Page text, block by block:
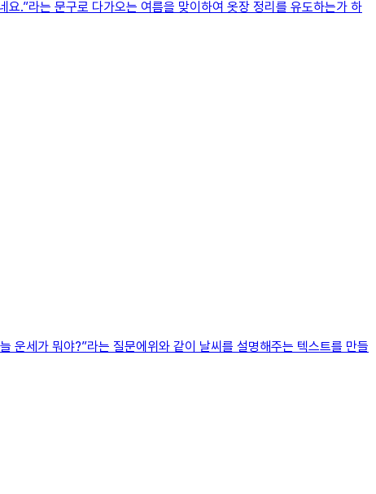
.”라는 문구로 다가오는 여름을 맞이하여 옷장 정리를 유도하는가 하
운세가 뭐야?”라는 질문에위와 같이 날씨를 설명해주는 텍스트를 만들